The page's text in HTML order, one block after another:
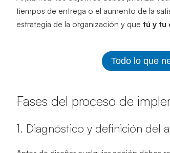
tiempos de entrega o el aumento de la
estrategia de la organización y que tú y tu
Todo lo que
Fases del proceso de
1. Diagnóstico y definición del